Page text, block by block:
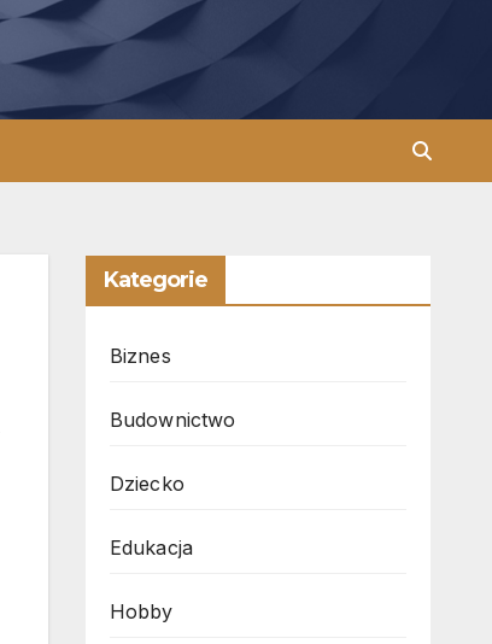
Kategorie
Biznes
Budownictwo
Dziecko
Edukacja
Hobby